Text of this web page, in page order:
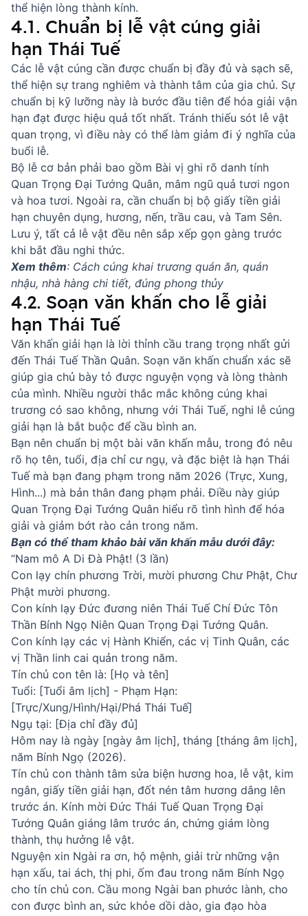
thể hiện lòng thành kính.
4.1. Chuẩn bị lễ vật cúng giải
hạn Thái Tuế
Các lễ vật cúng cần được chuẩn bị đầy đủ và sạch sẽ,
thể hiện sự trang nghiêm và thành tâm của gia chủ. Sự
chuẩn bị kỹ lưỡng này là bước đầu tiên để hóa giải vận
hạn đạt được hiệu quả tốt nhất. Tránh thiếu sót lễ vật
quan trọng, vì điều này có thể làm giảm đi ý nghĩa của
buổi lễ.
Bộ lễ cơ bản phải bao gồm Bài vị ghi rõ danh tính
Quan Trọng Đại Tướng Quân, mâm ngũ quả tươi ngon
và hoa tươi. Ngoài ra, cần chuẩn bị bộ giấy tiền giải
hạn chuyên dụng, hương, nến, trầu cau, và Tam Sên.
Lưu ý, tất cả lễ vật đều nên sắp xếp gọn gàng trước
khi bắt đầu nghi thức.
Xem thêm: Cách cúng khai trương quán ăn, quán
nhậu, nhà hàng chi tiết, đúng phong thủy
4.2. Soạn văn khấn cho lễ giải
hạn Thái Tuế
Văn khấn giải hạn là lời thỉnh cầu trang trọng nhất gửi
đến Thái Tuế Thần Quân. Soạn văn khấn chuẩn xác sẽ
giúp gia chủ bày tỏ được nguyện vọng và lòng thành
của mình. Nhiều người thắc mắc không cúng khai
trương có sao không, nhưng với Thái Tuế, nghi lễ cúng
giải hạn là bắt buộc để cầu bình an.
Bạn nên chuẩn bị một bài văn khấn mẫu, trong đó nêu
rõ họ tên, tuổi, địa chỉ cư ngụ, và đặc biệt là hạn Thái
Tuế mà bạn đang phạm trong năm 2026 (Trực, Xung,
Hình...) mà bản thân đang phạm phải. Điều này giúp
Quan Trọng Đại Tướng Quân hiểu rõ tình hình để hóa
giải và giảm bớt rào cản trong năm.
Bạn có thể tham khảo bài văn khấn mẫu dưới đây:
“Nam mô A Di Đà Phật! (3 lần)
Con lạy chín phương Trời, mười phương Chư Phật, Chư
Phật mười phương.
Con kính lạy Đức đương niên Thái Tuế Chí Đức Tôn
Thần Bính Ngọ Niên Quan Trọng Đại Tướng Quân.
Con kính lạy các vị Hành Khiển, các vị Tinh Quân, các
vị Thần linh cai quản trong năm.
Tín chủ con tên là: [Họ và tên]
Tuổi: [Tuổi âm lịch] - Phạm Hạn:
[Trực/Xung/Hình/Hại/Phá Thái Tuế]
Ngụ tại: [Địa chỉ đầy đủ]
Hôm nay là ngày [ngày âm lịch], tháng [tháng âm lịch],
năm Bính Ngọ (2026).
Tín chủ con thành tâm sửa biện hương hoa, lễ vật, kim
ngân, giấy tiền giải hạn, đốt nén tâm hương dâng lên
trước án. Kính mời Đức Thái Tuế Quan Trọng Đại
Tướng Quân giáng lâm trước án, chứng giám lòng
thành, thụ hưởng lễ vật.
Nguyện xin Ngài ra ơn, hộ mệnh, giải trừ những vận
hạn xấu, tai ách, thị phi, ốm đau trong năm Bính Ngọ
cho tín chủ con. Cầu mong Ngài ban phước lành, cho
con được bình an, sức khỏe dồi dào, gia đạo hòa